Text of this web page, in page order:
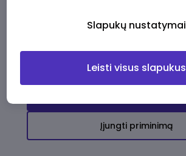
darbo pasiūlymų
Įjungti priminimą
Slapukų nustatymai
Leisti visus slapukus